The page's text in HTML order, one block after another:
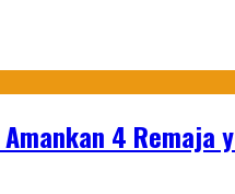
4 Remaja